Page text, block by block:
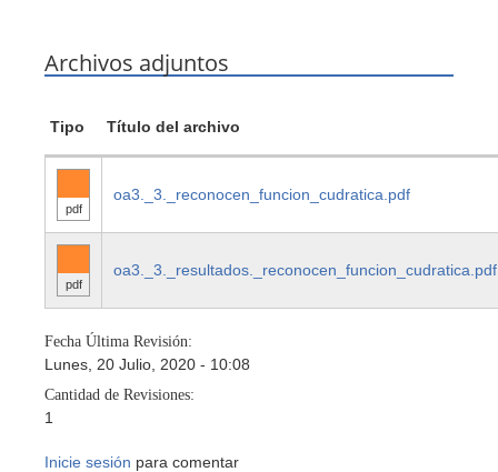
Archivos adjuntos
Tipo Título del archivo
pdf
oa3._3._reconocen_funcion_cudratica.pdf
pdf
oa3._3._resultados._reconocen_funcion_cudratica.pdf
Fecha Última Revisión:
Lunes, 20 Julio, 2020 - 10:08
Cantidad de Revisiones:
1
Inicie sesión para comentar